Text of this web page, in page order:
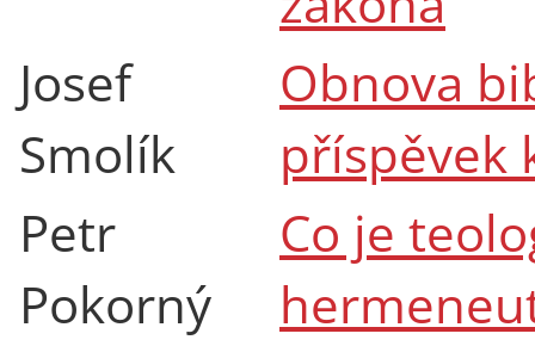
Josef
Smolík
Obnova
příspěvek
Petr
Pokorný
Co je